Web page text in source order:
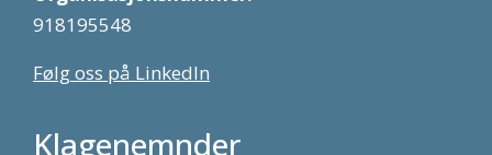
918195548
Følg oss på LinkedIn
Klagenemnder